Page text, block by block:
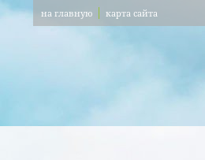
на главную карта сайта